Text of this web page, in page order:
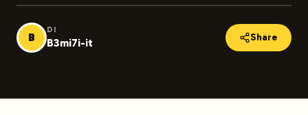
B
DI
B3mi7i-it Share